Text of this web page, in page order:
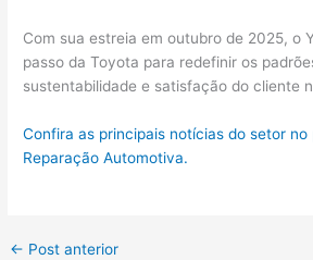
Com sua estreia em outubro de 2025, o
passo da Toyota para redefinir os
sustentabilidade e satisfação do cliente
Confira as principais notícias do setor no
Reparação Automotiva.
← Post anterior